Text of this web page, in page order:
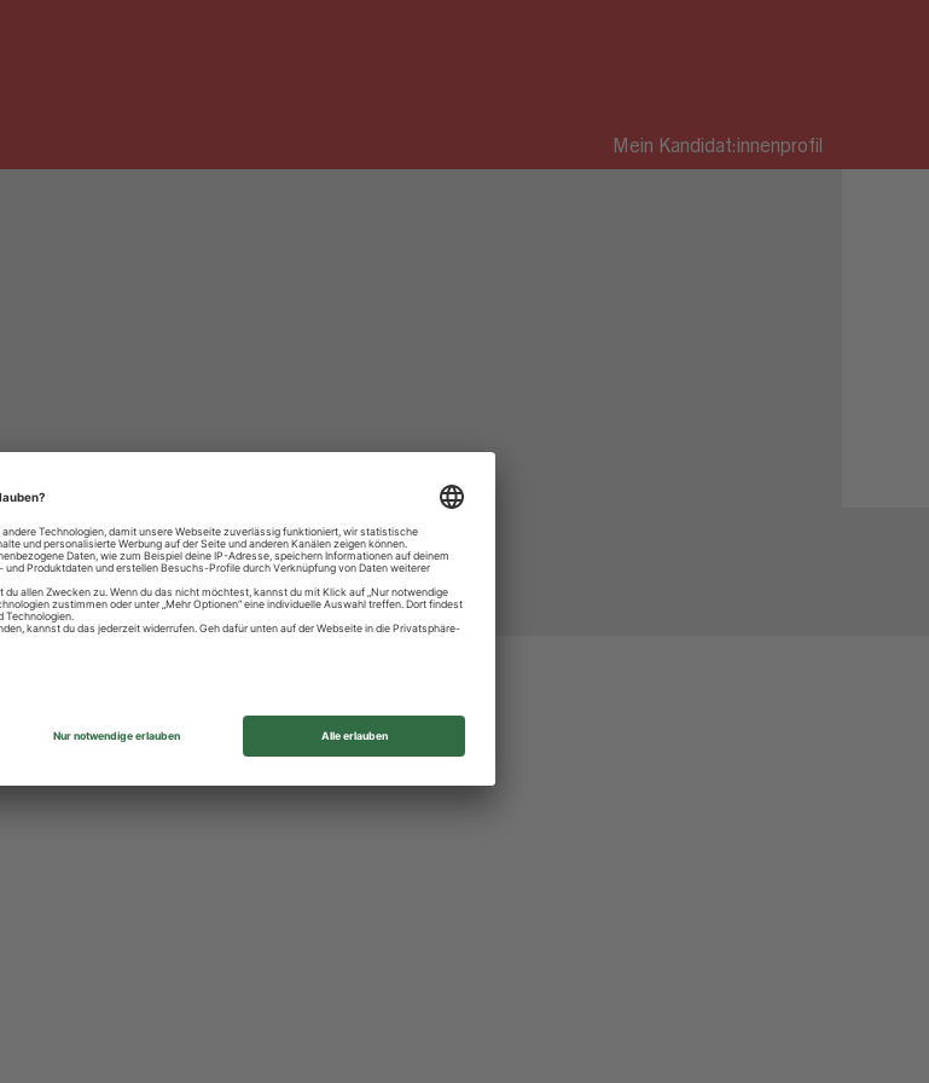
Mein Kandidat:innenprofil